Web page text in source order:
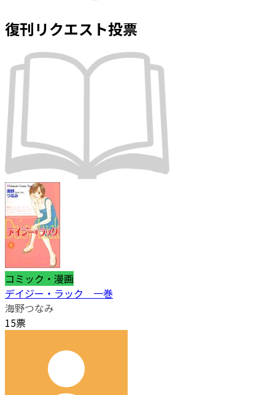
復刊リクエスト投票
コミック・漫画
デイジー・ラック 一巻
海野つなみ
15票